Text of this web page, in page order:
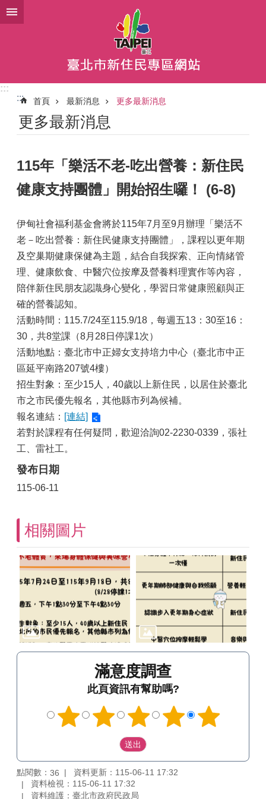
跳到主要內容區塊
:::
:::
首頁 最新消息 更多最新消息
更多最新消息
115年「樂活不老-吃出營養：新住民
健康支持團體」開始招生囉！ (6-8)
伊甸社會福利基金會將於115年7月至9月辦理「樂活不
老－吃出營養：新住民健康支持團體」，課程以更年期
及空巢期健康保健為主題，結合自我探索、正向情緒管
理、健康飲食、中醫穴位按摩及營養料理實作等內容，
陪伴新住民朋友認識身心變化，學習日常健康照顧與正
確的營養認知。
活動時間：115.7/24至115.9/18，每週五13：30至16：
30，共8堂課（8月28日停課1次）
活動地點：臺北市中正婦女支持培力中心（臺北市中正
區延平南路207號4樓）
招生對象：至少15人，40歲以上新住民，以居住於臺北
市之市民優先報名，其他縣市列為候補。
報名連結： [連結]
若對於課程有任何疑問，歡迎洽詢02-2230-0339，張社
工、雷社工。
發布日期
115-06-11
相關圖片
滿意度調查
此頁資訊有幫助嗎?
點閱數： 36
資料更新：115-06-11 17:32
資料檢視：115-06-11 17:32
資料維護：臺北市政府民政局